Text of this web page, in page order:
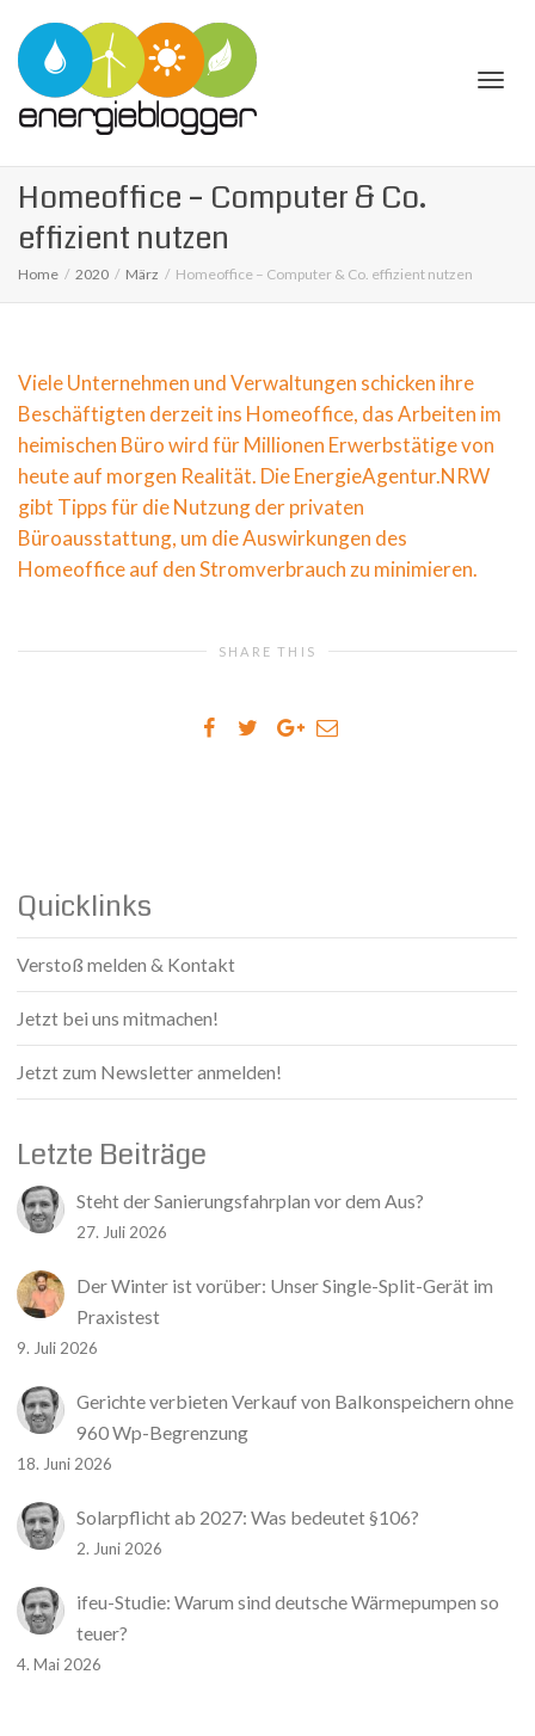
Homeoffice – Computer & Co.
effizient nutzen
Home 2020 März Homeoffice – Computer & Co. effizient nutzen
Viele Unternehmen und Verwaltungen schicken ihre
Beschäftigten derzeit ins Homeoffice, das Arbeiten im
heimischen Büro wird für Millionen Erwerbstätige von
heute auf morgen Realität. Die EnergieAgentur.NRW
gibt Tipps für die Nutzung der privaten
Büroausstattung, um die Auswirkungen des
Homeoffice auf den Stromverbrauch zu minimieren.
SHARE THIS
Quicklinks
Verstoß melden & Kontakt
Jetzt bei uns mitmachen!
Jetzt zum Newsletter anmelden!
Letzte Beiträge
Steht der Sanierungsfahrplan vor dem Aus?
27. Juli 2026
Der Winter ist vorüber: Unser Single-Split-Gerät im
Praxistest
9. Juli 2026
Gerichte verbieten Verkauf von Balkonspeichern ohne
960 Wp-Begrenzung
18. Juni 2026
Solarpflicht ab 2027: Was bedeutet §106?
2. Juni 2026
ifeu-Studie: Warum sind deutsche Wärmepumpen so
teuer?
4. Mai 2026